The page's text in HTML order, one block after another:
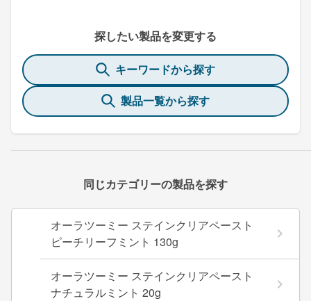
探したい製品を変更する
キーワードから探す
製品一覧から探す
同じカテゴリーの製品を探す
オーラツーミー ステインクリアペースト
ピーチリーフミント 130g
オーラツーミー ステインクリアペースト
ナチュラルミント 20g